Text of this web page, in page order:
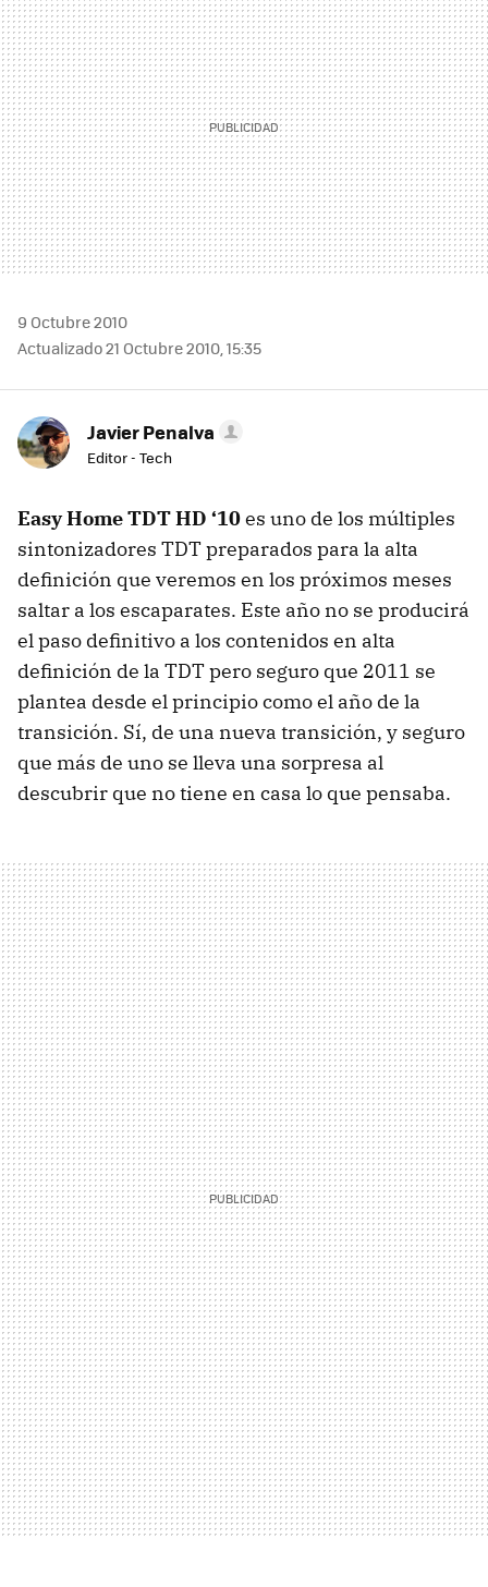
9 Octubre 2010
Actualizado 21 Octubre 2010, 15:35
Javier Penalva
Editor - Tech
Easy HomeTDTHD ‘10es uno de los múltiples
sintonizadores TDTpreparados para la alta
definición que veremos en los próximos meses
saltar a los escaparates. Este año no se producirá
el paso definitivo a los contenidos en alta
definición de la TDTpero seguro que 2011 se
plantea desde el principio como el año de la
transición. Sí, de una nueva transición, y seguro
que más de uno se lleva una sorpresa al
descubrir que no tiene en casa lo que pensaba.